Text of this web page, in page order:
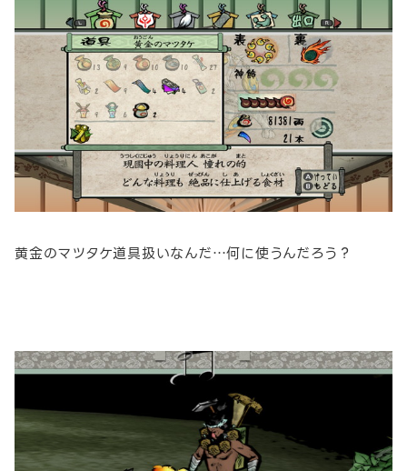
黄金のマツタケ道具扱いなんだ…何に使うんだろう？